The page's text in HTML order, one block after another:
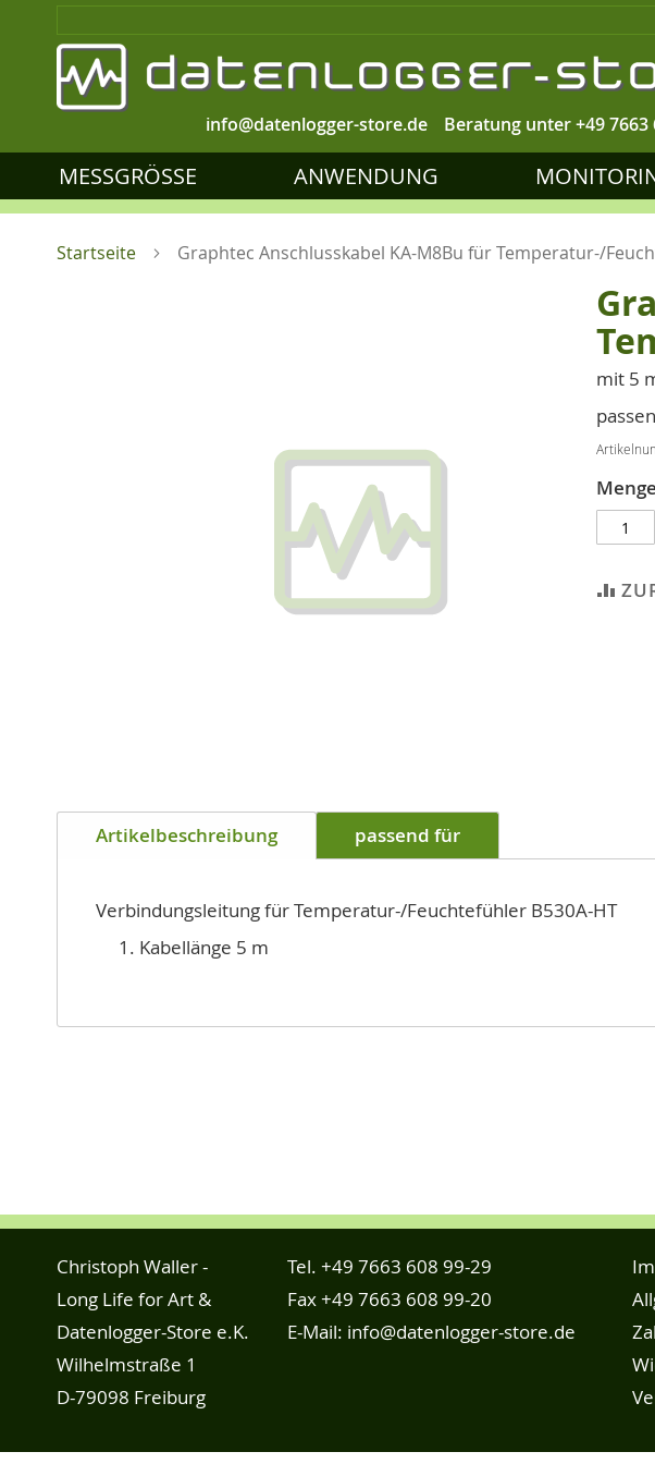
Beratung unter+49 7663
info@datenlogger-store.de
MESSGRÖSSE ANWENDUNG
Startseite Graphtec Anschlusskabel KA-M8Bu für Temperatur-/
Anfang
springen
mit 5
Menge
Artikelbeschreibung passend für
Verbindungsleitung für Temperatur-/Feuchtefühler B530A-HT
Kabellänge 5 m
Christoph Waller -
Long Life for Art &
Datenlogger-Store e.K.
Wilhelmstraße 1
D-79098 Freiburg
Tel. +49 7663 608 99-29
Fax +49 7663 608 99-20
E-Mail: info@datenlogger-store.de